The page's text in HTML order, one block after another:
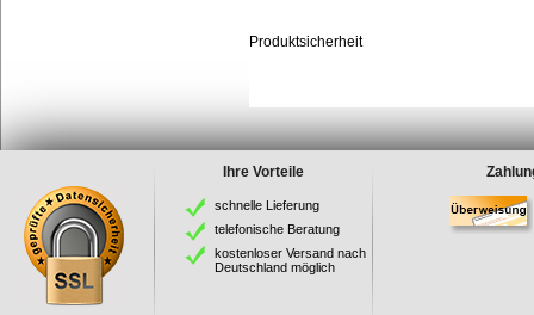
Produktsicherheit
Ihre Vorteile
schnelle Lieferung
telefonische Beratung
kostenloser Versand nach
Deutschland möglich